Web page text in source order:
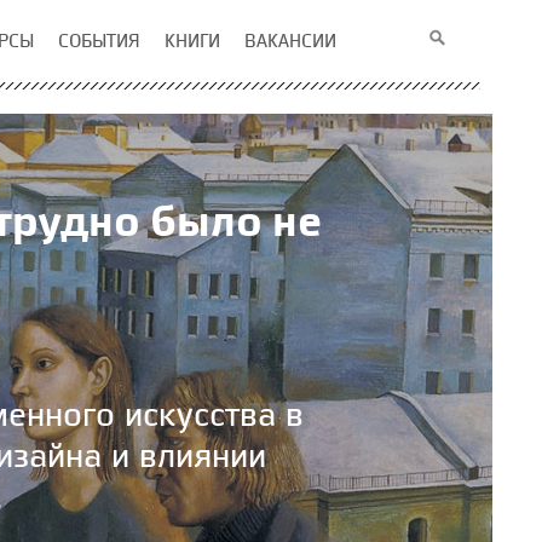
СОБЫТИЯ КНИГИ ВАКАНСИИ
было не
искусства в
и влиянии